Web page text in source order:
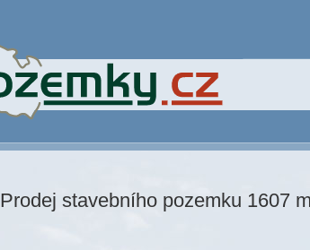
Prodej stavebního pozemku 1607